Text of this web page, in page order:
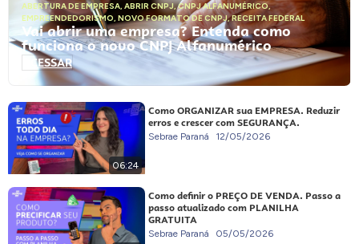
ABERTURA DE EMPRESA, ABRIR CNPJ,CNPJ ALFANUMÉRICO,
EMPREENDEDORISMO, NOVO FORMATO DE CNPJ,RECEITA FEDERAL
Vai abrir uma empresa? Entenda como
funciona o novo CNPJ Alfanumérico
ACESSAR
06:24
Como ORGANIZAR sua EMPRESA. Reduzir
erros e crescer com SEGURANÇA.
Sebrae Paraná 12/05/2026
Como definir o PREÇO DE VENDA. Passo a
passo atualizado com PLANILHA
GRATUITA
Sebrae Paraná 05/05/2026